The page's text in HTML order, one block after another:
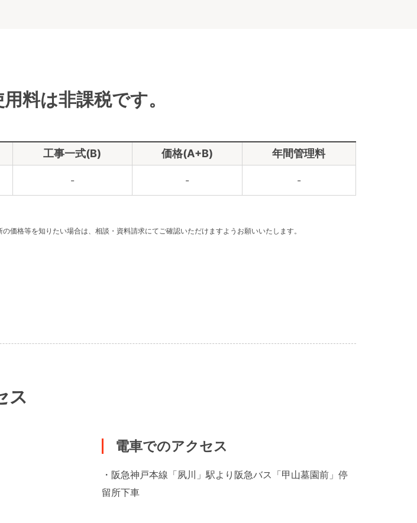
料は非課税です。
工事一式(B) 価格(A+B) 年間管理料
- - -
格等を知りたい場合は、相談・資料請求にてご確認いただけますようお願いいたします。
ス
電車でのアクセス
・阪急神戸本線「夙川」駅より阪急バス「甲山墓園前」停
留所下車